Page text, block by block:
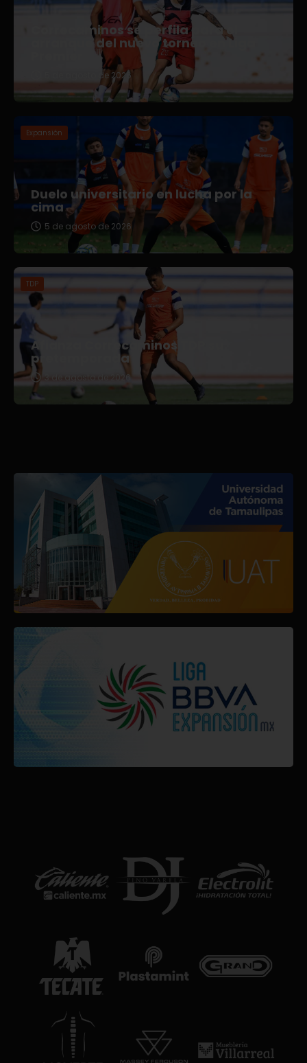
Correcaminos se perfila para el
arranque del nuevo torneo en Liga
5 de agosto de 2026
Expansión
Duelo universitario en lucha por la
cima
5 de agosto de 2026
TDP
Afianza Correcaminos TDP su
pretemporada
3 de agosto de 2026